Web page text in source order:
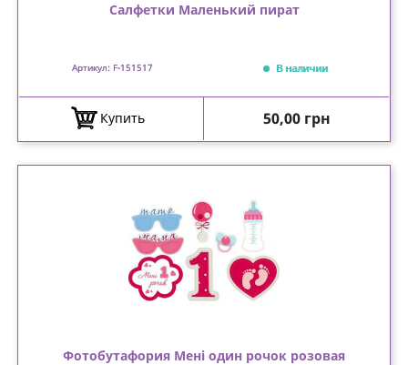
Салфетки Маленький пират
Артикул: F-151517 В наличии
Купить Цена
50,00 грн
Фотобутафория Мені один рочок розовая